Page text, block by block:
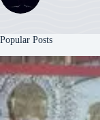
Popular Posts